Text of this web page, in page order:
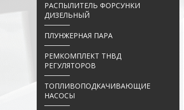
РАСПЫЛИТЕЛЬ ФОРСУНКИ
ДИЗЕЛЬНЫЙ
ПЛУНЖЕРНАЯ ПАРА
РЕМКОМПЛЕКТ ТНВД
РЕГУЛЯТОРОВ
ТОПЛИВОПОДКАЧИВАЮЩИЕ
НАСОСЫ